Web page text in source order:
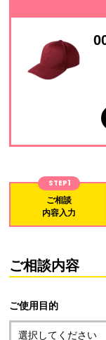
STEP1
ご相談
内容入力
ご相談内容
ご使用目的